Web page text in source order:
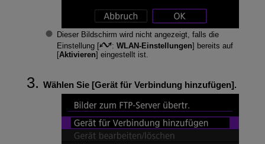
Dieser Bildschirm wird nicht angezeigt, falls die
Einstellung [
: WLAN-Einstellungen] bereits auf
[Aktivieren] eingestellt ist.
Wählen Sie [Gerät für Verbindung hinzufügen].